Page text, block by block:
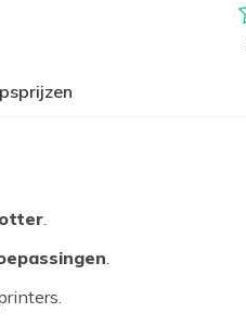
.
.